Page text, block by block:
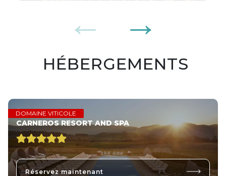
HÉBERGEMENTS
DOMAINE VITICOLE
États-Unis
CARNEROS RESORT AND SPA
Réservez maintenant